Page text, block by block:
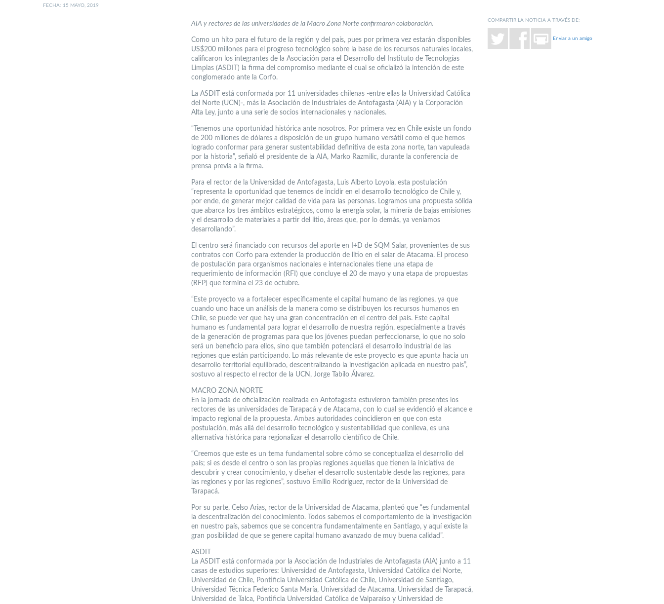
FECHA: 15 MAYO, 2019
AIA y rectores de las universidades de la Macro Zona Norte confirmaron colaboración.
Como un hito para el futuro de la región y del país, pues por primera vez estarán disponibles
US$200 millones para el progreso tecnológico sobre la base de los recursos naturales locales,
calificaron los integrantes de la Asociación para el Desarrollo del Instituto de Tecnologías
Limpias (ASDIT) la firma del compromiso mediante el cual se oficializó la intención de este
conglomerado ante la Corfo.
La ASDIT está conformada por 11 universidades chilenas -entre ellas la Universidad Católica
del Norte (UCN)-, más la Asociación de Industriales de Antofagasta (AIA) y la Corporación
Alta Ley, junto a una serie de socios internacionales y nacionales.
“Tenemos una oportunidad histórica ante nosotros. Por primera vez en Chile existe un fondo
de 200 millones de dólares a disposición de un grupo humano versátil como el que hemos
logrado conformar para generar sustentabilidad definitiva de esta zona norte, tan vapuleada
por la historia”, señaló el presidente de la AIA, Marko Razmilic, durante la conferencia de
prensa previa a la firma.
Para el rector de la Universidad de Antofagasta, Luis Alberto Loyola, esta postulación
“representa la oportunidad que tenemos de incidir en el desarrollo tecnológico de Chile y,
por ende, de generar mejor calidad de vida para las personas. Logramos una propuesta sólida
que abarca los tres ámbitos estratégicos, como la energía solar, la minería de bajas emisiones
y el desarrollo de materiales a partir del litio, áreas que, por lo demás, ya veníamos
desarrollando”.
El centro será financiado con recursos del aporte en I+D de SQM Salar, provenientes de sus
contratos con Corfo para extender la producción de litio en el salar de Atacama. El proceso
de postulación para organismos nacionales e internacionales tiene una etapa de
requerimiento de información (RFI) que concluye el 20 de mayo y una etapa de propuestas
(RFP) que termina el 23 de octubre.
“Este proyecto va a fortalecer específicamente el capital humano de las regiones, ya que
cuando uno hace un análisis de la manera como se distribuyen los recursos humanos en
Chile, se puede ver que hay una gran concentración en el centro del país. Este capital
humano es fundamental para lograr el desarrollo de nuestra región, especialmente a través
de la generación de programas para que los jóvenes puedan perfeccionarse, lo que no solo
será un beneficio para ellos, sino que también potenciará el desarrollo industrial de las
regiones que están participando. Lo más relevante de este proyecto es que apunta hacia un
desarrollo territorial equilibrado, descentralizando la investigación aplicada en nuestro país”,
sostuvo al respecto el rector de la UCN, Jorge Tabilo Álvarez.
MACRO ZONA NORTE
En la jornada de oficialización realizada en Antofagasta estuvieron también presentes los
rectores de las universidades de Tarapacá y de Atacama, con lo cual se evidenció el alcance e
impacto regional de la propuesta. Ambas autoridades coincidieron en que con esta
postulación, más allá del desarrollo tecnológico y sustentabilidad que conlleva, es una
alternativa histórica para regionalizar el desarrollo científico de Chile.
“Creemos que este es un tema fundamental sobre cómo se conceptualiza el desarrollo del
país; si es desde el centro o son las propias regiones aquellas que tienen la iniciativa de
descubrir y crear conocimiento, y diseñar el desarrollo sustentable desde las regiones, para
las regiones y por las regiones”, sostuvo Emilio Rodríguez, rector de la Universidad de
Tarapacá.
Por su parte, Celso Arias, rector de la Universidad de Atacama, planteó que “es fundamental
la descentralización del conocimiento. Todos sabemos el comportamiento de la investigación
en nuestro país, sabemos que se concentra fundamentalmente en Santiago, y aquí existe la
gran posibilidad de que se genere capital humano avanzado de muy buena calidad”.
ASDIT
La ASDIT está conformada por la Asociación de Industriales de Antofagasta (AIA) junto a 11
casas de estudios superiores: Universidad de Antofagasta, Universidad Católica del Norte,
Universidad de Chile, Pontificia Universidad Católica de Chile, Universidad de Santiago,
Universidad Técnica Federico Santa María, Universidad de Atacama, Universidad de Tarapacá,
Universidad de Talca, Pontificia Universidad Católica de Valparaíso y Universidad de
COMPARTIR LA NOTICIA A TRAVÉS DE:
Enviar a un amigo